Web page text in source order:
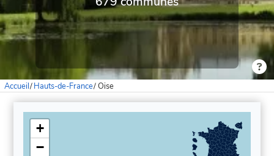
Accueil/Hauts-de-France/Oise
+
−